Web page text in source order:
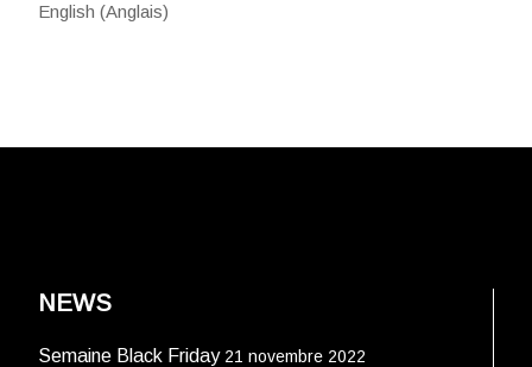
English (Anglais)
NEWS
Semaine Black Friday 21 novembre 2022